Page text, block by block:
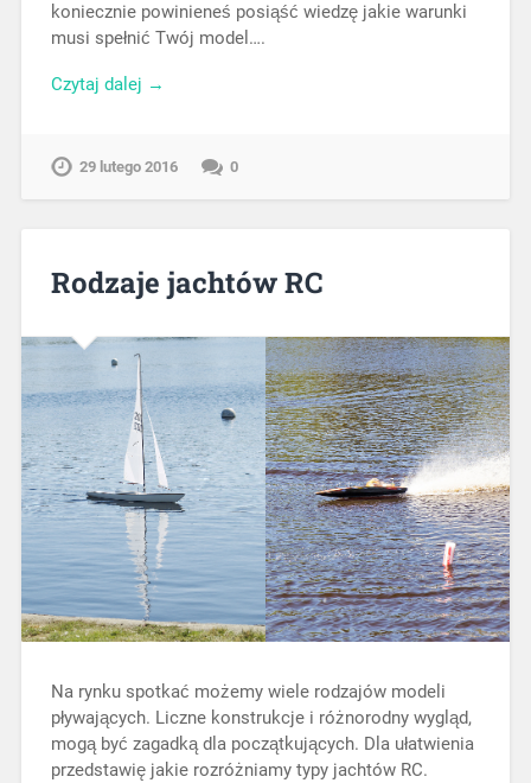
koniecznie powinieneś posiąść wiedzę jakie warunki
musi spełnić Twój model….
Czytaj dalej →
29 lutego 2016 0
Rodzaje jachtów RC
Na rynku spotkać możemy wiele rodzajów modeli
pływających. Liczne konstrukcje i różnorodny wygląd,
mogą być zagadką dla początkujących. Dla ułatwienia
przedstawię jakie rozróżniamy typy jachtów RC.